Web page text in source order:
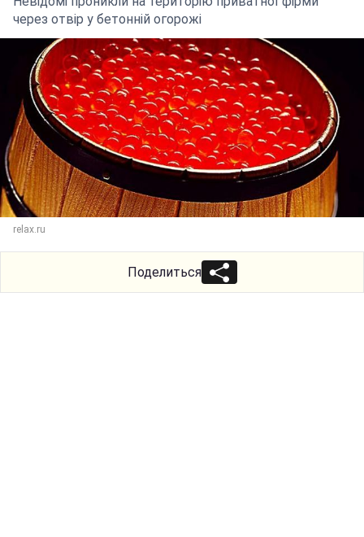
через отвір у бетонній огорожі
relax.ru
Поделиться